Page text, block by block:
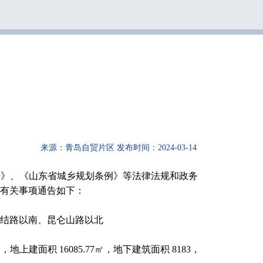
来源：青岛自贸片区 发布时间：2024-03-14
、《山东省城乡规划条例》等法律法规和政务
关事项通告如下：
路以南、昆仑山路以北
上建面积 16085.77㎡，地下建筑面积 8183，